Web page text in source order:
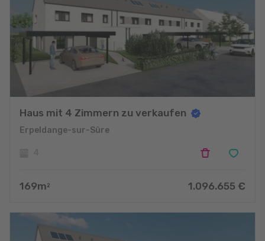
Haus mit 4 Zimmern zu verkaufen
Erpeldange-sur-Sûre
169m 2 1.096.655 €